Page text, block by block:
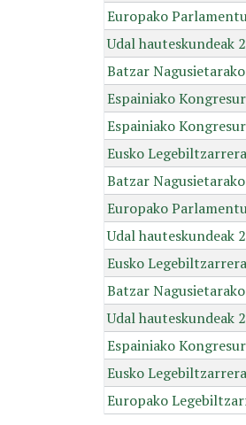
Europako
Udal hauteskundeak
Batzar
Espainiako
Espainiako
Eusko
Batzar
Europako
Udal hauteskundeak
Eusko
Batzar
Udal hauteskundeak
Espainiako
Eusko
Europako